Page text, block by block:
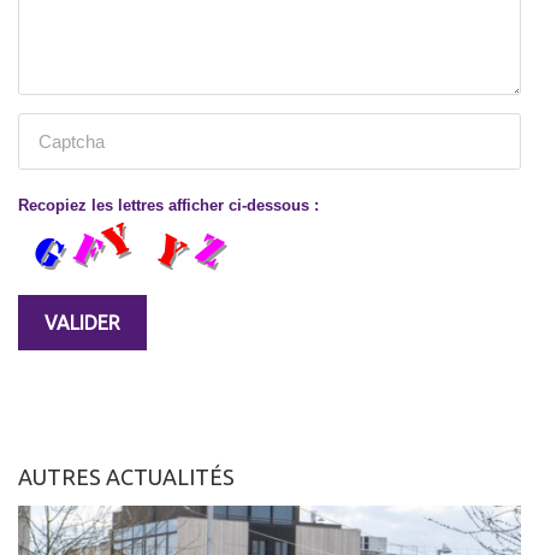
Recopiez les lettres afficher ci-dessous :
AUTRES ACTUALITÉS